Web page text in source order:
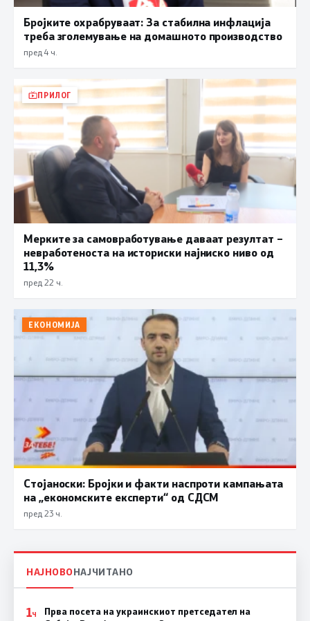
Бројките охрабруваат: За стабилна инфлација
треба зголемување на домашното производство
пред 4 ч.
ПРИЛОГ
Мерките за самовработување даваат резултат –
невработеноста на историски најниско ниво од
11,3%
пред 22 ч.
ЕКОНОМИЈА
Стојаноски: Бројки и факти наспроти кампањата
на „економските експерти“ од СДСM
пред 23 ч.
НАЈНОВОНАЈЧИТАНО
1Ч
Прва посета на украинскиот претседател на